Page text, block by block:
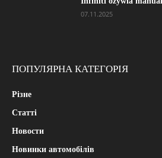
07.11.2025
ПОПУЛЯРНА КАТЕГОРІЯ
Різне
Статті
Новости
Новинки автомобілів